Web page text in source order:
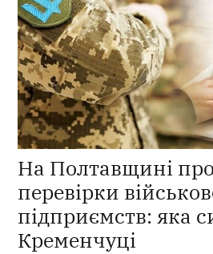
На Полтавщині
перевірки
підприємств: яка
Кременчуці